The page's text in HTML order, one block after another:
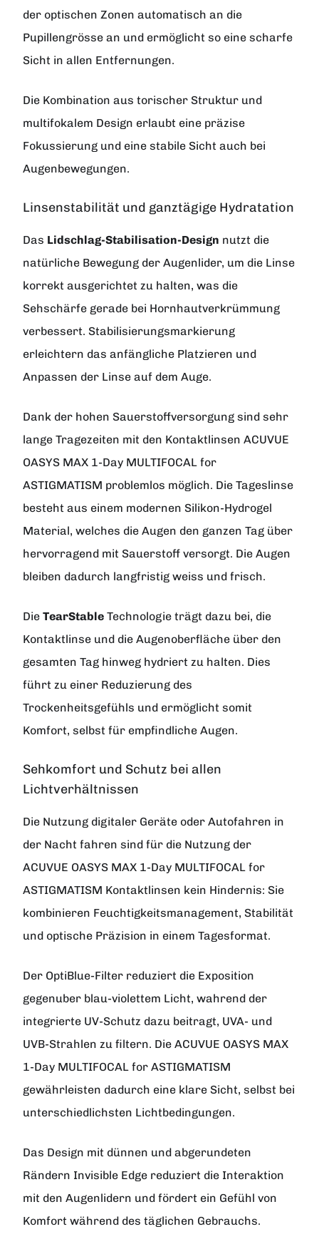
der optischen Zonen automatisch an die
Pupillengrösse an und ermöglicht so eine scharfe
Sicht in allen Entfernungen.
Die Kombination aus torischer Struktur und
multifokalem Design erlaubt eine präzise
Fokussierung und eine stabile Sicht auch bei
Augenbewegungen.
Linsenstabilität und ganztägige Hydratation
Das Lidschlag-Stabilisation-Design nutzt die
natürliche Bewegung der Augenlider, um die Linse
korrekt ausgerichtet zu halten, was die
Sehschärfe gerade bei Hornhautverkrümmung
verbessert. Stabilisierungsmarkierung
erleichtern das anfängliche Platzieren und
Anpassen der Linse auf dem Auge.
Dank der hohen Sauerstoffversorgung sind sehr
lange Tragezeiten mit den Kontaktlinsen ACUVUE
OASYS MAX 1-Day MULTIFOCAL for
ASTIGMATISM problemlos möglich. Die Tageslinse
besteht aus einem modernen Silikon-Hydrogel
Material, welches die Augen den ganzen Tag über
hervorragend mit Sauerstoff versorgt. Die Augen
bleiben dadurch langfristig weiss und frisch.
Die TearStable Technologie trägt dazu bei, die
Kontaktlinse und die Augenoberfläche über den
gesamten Tag hinweg hydriert zu halten. Dies
führt zu einer Reduzierung des
Trockenheitsgefühls und ermöglicht somit
Komfort, selbst für empfindliche Augen.
Sehkomfort und Schutz bei allen
Lichtverhältnissen
Die Nutzung digitaler Geräte oder Autofahren in
der Nacht fahren sind für die Nutzung der
ACUVUE OASYS MAX 1-Day MULTIFOCAL for
ASTIGMATISM Kontaktlinsen kein Hindernis: Sie
kombinieren Feuchtigkeitsmanagement, Stabilität
und optische Präzision in einem Tagesformat.
Der OptiBlue-Filter reduziert die Exposition
gegenuber blau-violettem Licht, wahrend der
integrierte UV-Schutz dazu beitragt, UVA- und
UVB-Strahlen zu filtern. Die ACUVUE OASYS MAX
1-Day MULTIFOCAL for ASTIGMATISM
gewährleisten dadurch eine klare Sicht, selbst bei
unterschiedlichsten Lichtbedingungen.
Das Design mit dünnen und abgerundeten
Rändern Invisible Edge reduziert die Interaktion
mit den Augenlidern und fördert ein Gefühl von
Komfort während des täglichen Gebrauchs.